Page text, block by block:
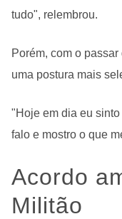
tudo", relembrou.
Porém, com o
uma postura mais
"Hoje em dia eu
falo e mostro o que
Acordo
Militão